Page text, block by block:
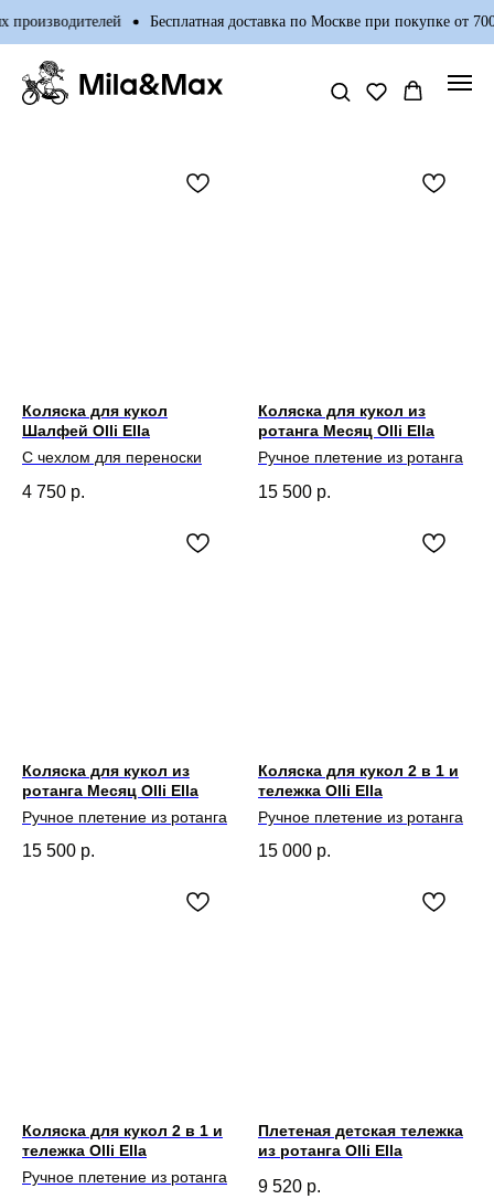
Бесплатная доставка по Москве при покупке от
Коляска для кукол
Шалфей Olli Ella
С чехлом для переноски
4 750 р.
Коляска для кукол из
ротанга Месяц Olli Ella
Ручное плетение из ротанга
15 500 р.
Коляска для кукол из
ротанга Месяц Olli Ella
Ручное плетение из ротанга
15 500 р.
Коляска для кукол 2 в 1 и
тележка Olli Ella
Ручное плетение из ротанга
15 000 р.
Коляска для кукол 2 в 1 и
тележка Olli Ella
Ручное плетение из ротанга
Плетеная детская тележка
из ротанга Olli Ella
9 520 р.